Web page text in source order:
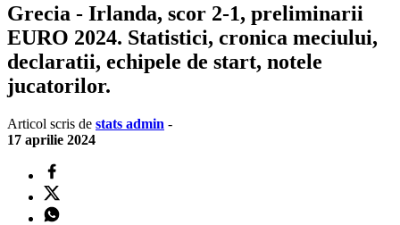
Grecia - Irlanda, scor 2-1, preliminarii
EURO 2024. Statistici, cronica meciului,
declaratii, echipele de start, notele
jucatorilor.
Articol scris de stats admin -
17 aprilie 2024